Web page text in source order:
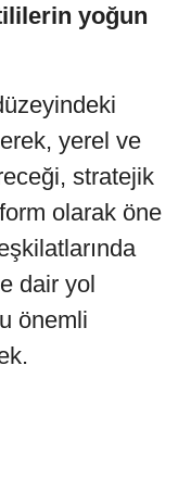
yoğun
yerel ve
stratejik
olarak öne
dair yol
önemli